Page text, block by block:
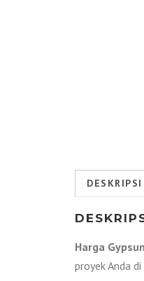
DESKRIPSI
Harga
proyek Anda